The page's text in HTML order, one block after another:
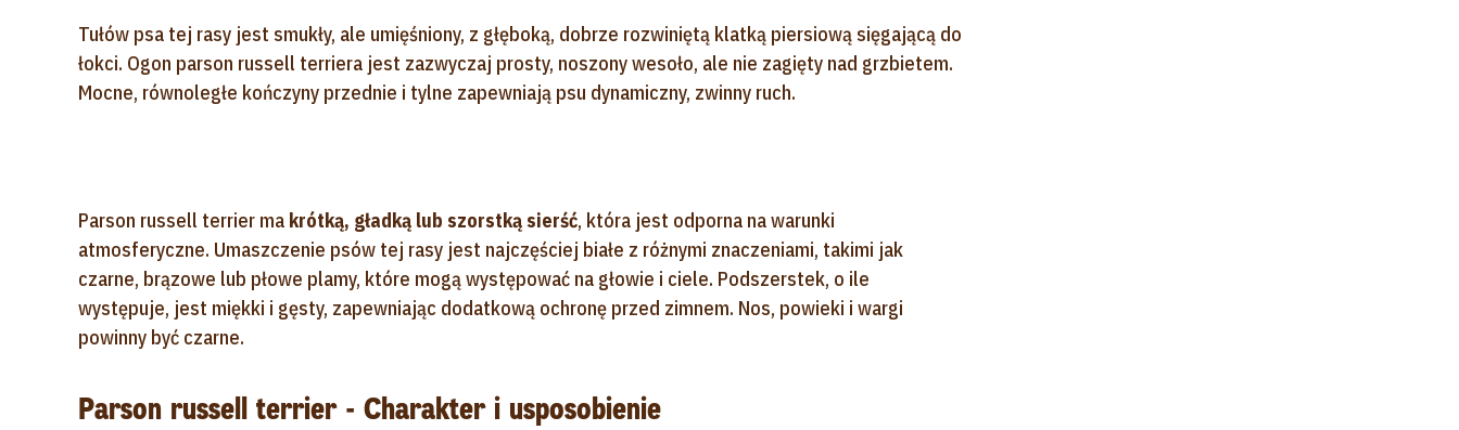
Tułów psa tej rasy jest smukły, ale umięśniony, z głęboką, dobrze rozwiniętą klatką piersiową sięgającą do
łokci. Ogon parson russell terriera jest zazwyczaj prosty, noszony wesoło, ale nie zagięty nad grzbietem.
Mocne, równoległe kończyny przednie i tylne zapewniają psu dynamiczny, zwinny ruch.
Parson russell terrier ma krótką, gładką lub szorstką sierść, która jest odporna na warunki
atmosferyczne. Umaszczenie psów tej rasy jest najczęściej białe z różnymi znaczeniami, takimi jak
czarne, brązowe lub płowe plamy, które mogą występować na głowie i ciele. Podszerstek, o ile
występuje, jest miękki i gęsty, zapewniając dodatkową ochronę przed zimnem. Nos, powieki i wargi
powinny być czarne.
Parson russell terrier - Charakter i usposobienie